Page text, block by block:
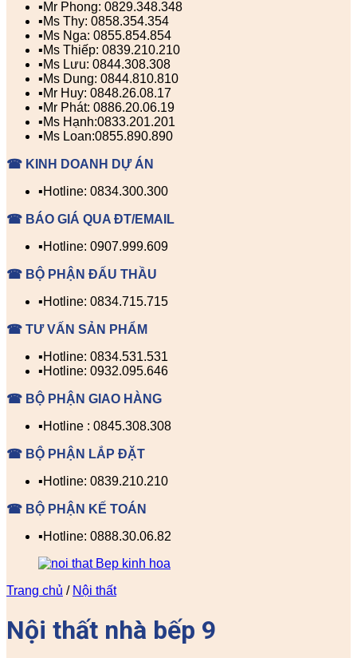
▪️Mr Phong: 0829.348.348
▪️Ms Thy: 0858.354.354
▪️Ms Nga: 0855.854.854
▪️Ms Thiếp: 0839.210.210
▪️Ms Lưu: 0844.308.308
▪️Ms Dung: 0844.810.810
▪️Mr Huy: 0848.26.08.17
▪️Mr Phát: 0886.20.06.19
▪️Ms Hạnh:0833.201.201
▪️Ms Loan:0855.890.890
☎ KINH DOANH DỰ ÁN
▪️Hotline: 0834.300.300
☎ BÁO GIÁ QUA ĐT/EMAIL
▪️Hotline: 0907.999.609
☎ BỘ PHẬN ĐẤU THẦU
▪️Hotline: 0834.715.715
☎ TƯ VẤN SẢN PHẨM
▪️Hotline: 0834.531.531
▪️Hotline: 0932.095.646
☎ BỘ PHẬN GIAO HÀNG
▪️Hotline : 0845.308.308
☎ BỘ PHẬN LẮP ĐẶT
▪️Hotline: 0839.210.210
☎ BỘ PHẬN KẾ TOÁN
▪️Hotline: 0888.30.06.82
Trang chủ / Nội thất
Nội thất nhà bếp 9